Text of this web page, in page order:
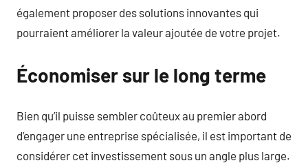
également proposer des solutions innovantes qui
pourraient améliorer la valeur ajoutée de votre projet.
Économiser sur le long terme
Bien qu’il puisse sembler coûteux au premier abord
d’engager une entreprise spécialisée, il est important de
considérer cet investissement sous un angle plus large.